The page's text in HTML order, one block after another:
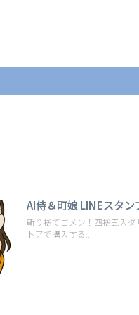
AI侍＆町娘 LINEスタン
斬り捨てゴメン！四捨五入
トアで購入する...